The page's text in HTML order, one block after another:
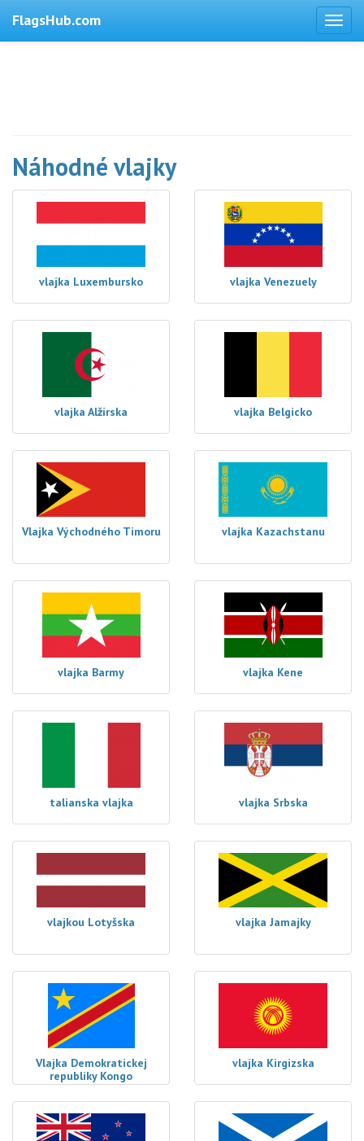
FlagsHub.com
Náhodné vlajky
vlajka Luxembursko vlajka Venezuely
vlajka Alžírska vlajka Belgicko
Vlajka Východného Timoru vlajka Kazachstanu
vlajka Barmy vlajka Kene
talianska vlajka vlajka Srbska
vlajkou Lotyšska vlajka Jamajky
Vlajka Demokratickej
republiky Kongo
vlajka Kirgizska